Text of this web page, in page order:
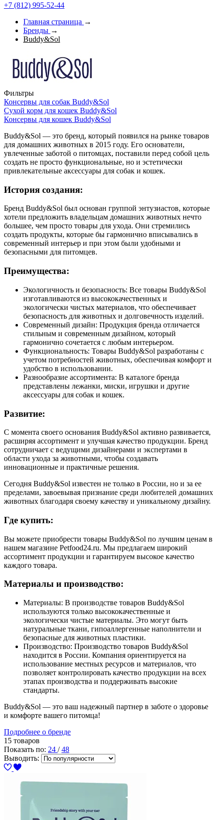
+7 (812) 995-52-44
Главная страница →
Бренды →
Buddy&Sol
Фильтры
Консервы для собак Buddy&Sol
Сухой корм для кошек Buddy&Sol
Консервы для кошек Buddy&Sol
Buddy&Sol — это бренд, который появился на рынке товаров
для домашних животных в 2015 году. Его основатели,
увлеченные заботой о питомцах, поставили перед собой цель
создать не просто функциональные, но и эстетически
привлекательные аксессуары для собак и кошек.
История создания:
Бренд Buddy&Sol был основан группой энтузиастов, которые
хотели предложить владельцам домашних животных нечто
большее, чем просто товары для ухода. Они стремились
создать продукты, которые бы гармонично вписывались в
современный интерьер и при этом были удобными и
безопасными для питомцев.
Преимущества:
Экологичность и безопасность: Все товары Buddy&Sol
изготавливаются из высококачественных и
экологически чистых материалов, что обеспечивает
безопасность для животных и долговечность изделий.
Современный дизайн: Продукция бренда отличается
стильным и современным дизайном, который
гармонично сочетается с любым интерьером.
Функциональность: Товары Buddy&Sol разработаны с
учетом потребностей животных, обеспечивая комфорт и
удобство в использовании.
Разнообразие ассортимента: В каталоге бренда
представлены лежанки, миски, игрушки и другие
аксессуары для собак и кошек.
Развитие:
С момента своего основания Buddy&Sol активно развивается,
расширяя ассортимент и улучшая качество продукции. Бренд
сотрудничает с ведущими дизайнерами и экспертами в
области ухода за животными, чтобы создавать
инновационные и практичные решения.
Сегодня Buddy&Sol известен не только в России, но и за ее
пределами, завоевывая признание среди любителей домашних
животных благодаря своему качеству и уникальному дизайну.
Где купить:
Вы можете приобрести товары Buddy&Sol по лучшим ценам в
нашем магазине Petfood24.ru. Мы предлагаем широкий
ассортимент продукции и гарантируем высокое качество
каждого товара.
Материалы и производство:
Материалы: В производстве товаров Buddy&Sol
используются только высококачественные и
экологически чистые материалы. Это могут быть
натуральные ткани, гипоаллергенные наполнители и
безопасные для животных пластики.
Производство: Производство товаров Buddy&Sol
находится в России. Компания ориентируется на
использование местных ресурсов и материалов, что
позволяет контролировать качество продукции на всех
этапах производства и поддерживать высокие
стандарты.
Buddy&Sol — это ваш надежный партнер в заботе о здоровье
и комфорте вашего питомца!
Подробнее о бренде
15 товаров
Показать по: 24 /48
Выводить: